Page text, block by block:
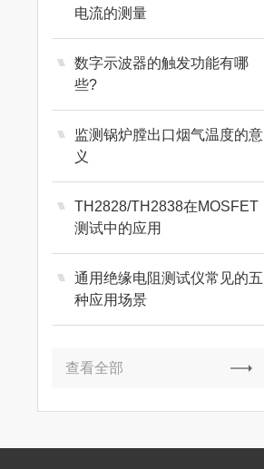
电流的测量
数字示波器的触发功能有哪
些?
监测锅炉膛出口烟气温度的意
义
TH2828/TH2838在MOSFET
测试中的应用
通用绝缘电阻测试仪常见的五
种应用场景
查看全部